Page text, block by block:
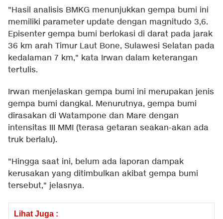
"Hasil analisis BMKG menunjukkan gempa bumi ini
memiliki parameter update dengan magnitudo 3,6.
Episenter gempa bumi berlokasi di darat pada jarak
36 km arah Timur Laut Bone, Sulawesi Selatan pada
kedalaman 7 km," kata Irwan dalam keterangan
tertulis.
Irwan menjelaskan gempa bumi ini merupakan jenis
gempa bumi dangkal. Menurutnya, gempa bumi
dirasakan di Watampone dan Mare dengan
intensitas III MMI (terasa getaran seakan-akan ada
truk berlalu).
"Hingga saat ini, belum ada laporan dampak
kerusakan yang ditimbulkan akibat gempa bumi
tersebut," jelasnya.
Lihat Juga :